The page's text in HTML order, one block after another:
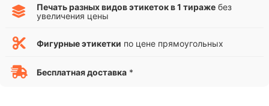
Печать разных видов этикеток в 1 тираже без
увеличения цены
Фигурные этикетки по цене прямоугольных
Бесплатная доставка *